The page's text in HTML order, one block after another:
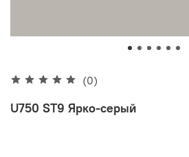
(0)
U750 ST9 Ярко-серый